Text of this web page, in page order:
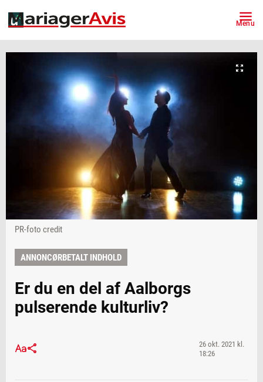
Menu
PR-foto credit
ANNONCØRBETALT INDHOLD
Er du en del af Aalborgs
pulserende kulturliv?
26 okt. 2021 kl.
18:26